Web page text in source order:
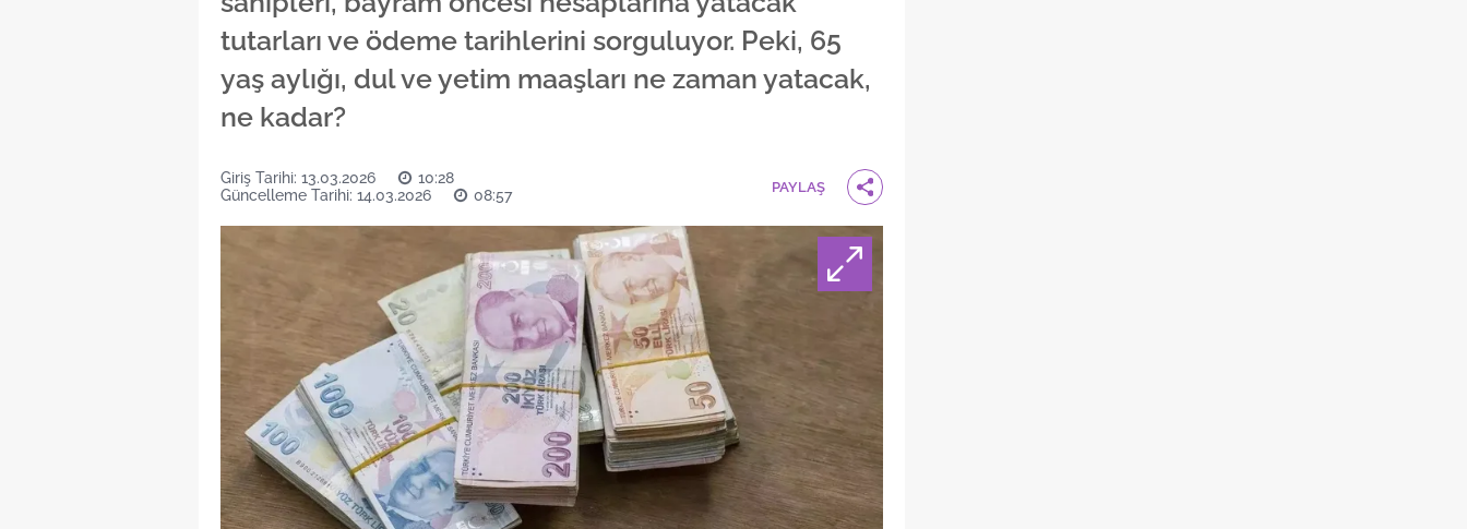
tutarları ve ödeme tarihlerini sorguluyor. Peki, 65
yaş aylığı, dul ve yetim maaşları ne zaman yatacak,
ne kadar?
Giriş Tarihi: 13.03.2026
10:28
Güncelleme Tarihi: 14.03.2026
08:57 PAYLAŞ